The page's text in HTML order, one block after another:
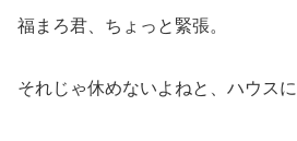
福まろ君、ちょっと緊張。
それじゃ休めないよねと、ハウス